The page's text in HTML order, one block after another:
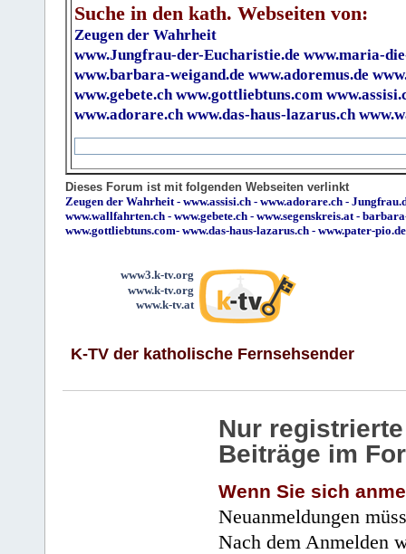
Suche in den kath. Webseiten von:
Zeugen der Wahrheit
www.Jungfrau-der-Eucharistie.de www.maria-
www.barbara-weigand.de www.adoremus.de
www.gebete.ch www.gottliebtuns.com
www.adorare.ch www.das-haus-lazarus.ch
Dieses Forum ist mit folgenden Webseiten verlinkt
Zeugen der Wahrheit- www.assisi.ch - www.adorare.ch -
www.wallfahrten.ch - www.gebete.ch - www.segenskreis.at-
www.gottliebtuns.com- www.das-haus-lazarus.ch - www.pater-pio.de
www3.k-tv.org
www.k-tv.org
www.k-tv.at
K-TV der katholische Fernsehsender
Nur
Beiträge im
Wenn Sie sich
Neuanmeldungen
Nach dem Anmelden